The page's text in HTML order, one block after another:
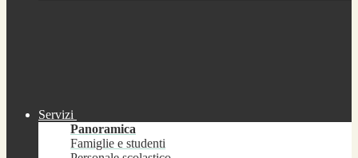
Servizi
Panoramica
Famiglie e studenti